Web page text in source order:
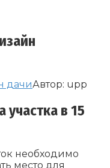
дачиАвтор: upp
участка в 15
необходимо
место для